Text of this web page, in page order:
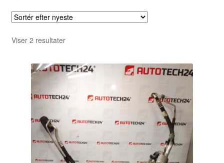
Viser 2 resultaterSorteret
seneste